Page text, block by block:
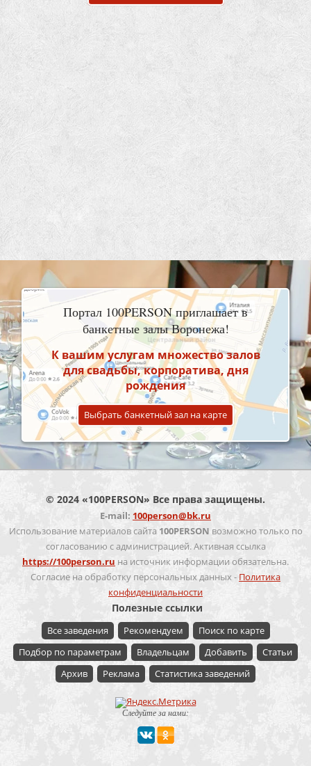
Портал 100PERSON приглашает в
банкетные залы Воронежа!
К вашим услугам множество залов
для свадьбы, корпоратива, дня
рождения
Выбрать банкетный зал на карте
© 2024 «100PERSON» Все права защищены.
E-mail: 100person@bk.ru
Использование материалов сайта 100PERSON возможно только по
согласованию с администрацией. Активная ссылка
https://100person.ru на источник информации обязательна.
Согласие на обработку персональных данных - Политика
конфиденциальности
Полезные ссылки
Все заведения Рекомендуем
Поиск по карте
Подбор по параметрам
Владельцам Добавить
Статьи
Архив
Реклама Статистика заведений
Следуйте за нами: